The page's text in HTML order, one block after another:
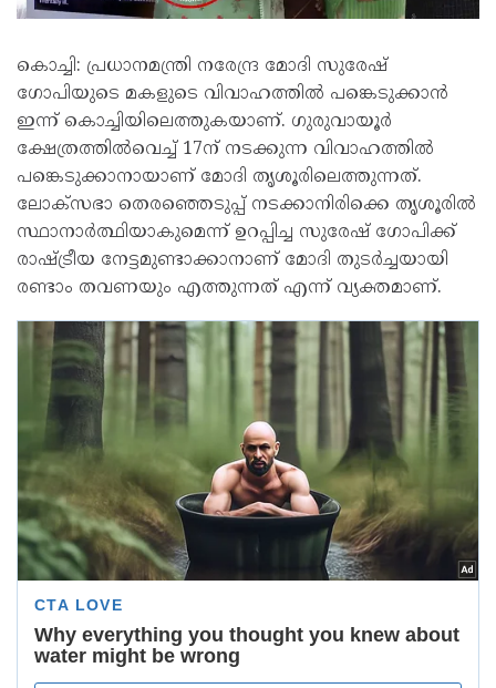
കൊച്ചി: പ്രധാനമന്ത്രി നരേന്ദ്ര മോദി സുരേഷ്
ഗോപിയുടെ മകളുടെ വിവാഹത്തില്‍ പങ്കെടുക്കാന്‍
ഇന്ന് കൊച്ചിയിലെത്തുകയാണ്. ഗുരുവായൂര്‍
ക്ഷേത്രത്തില്‍വെച്ച് 17ന് നടക്കുന്ന വിവാഹത്തില്‍
പങ്കെടുക്കാനായാണ് മോദി തൃശൂരിലെത്തുന്നത്.
ലോക്‌സഭാ തെരഞ്ഞെടുപ്പ് നടക്കാനിരിക്കെ തൃശൂരില്‍
സ്ഥാനാര്‍ത്ഥിയാകുമെന്ന് ഉറപ്പിച്ച സുരേഷ് ഗോപിക്ക്
രാഷ്ട്രീയ നേട്ടമുണ്ടാക്കാനാണ് മോദി തുടര്‍ച്ചയായി
രണ്ടാം തവണയും എത്തുന്നത് എന്ന് വ്യക്തമാണ്.